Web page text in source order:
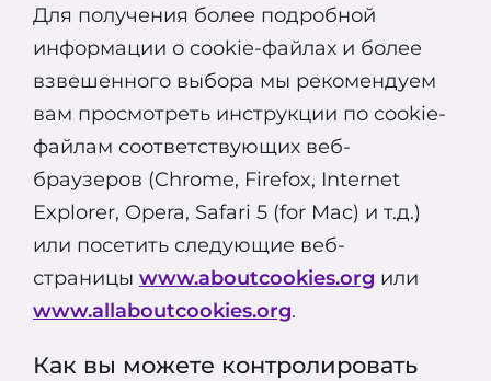
Для получения более подробной
информации о cookie-файлах и более
взвешенного выбора мы рекомендуем
вам просмотреть инструкции по cookie-
файлам соответствующих веб-
браузеров (Chrome, Firefox, Internet
Explorer, Opera, Safari 5 (for Mac) и т.д.)
или посетить следующие веб-
страницы www.aboutcookies.org или
www.allaboutcookies.org.
Как вы можете контролировать